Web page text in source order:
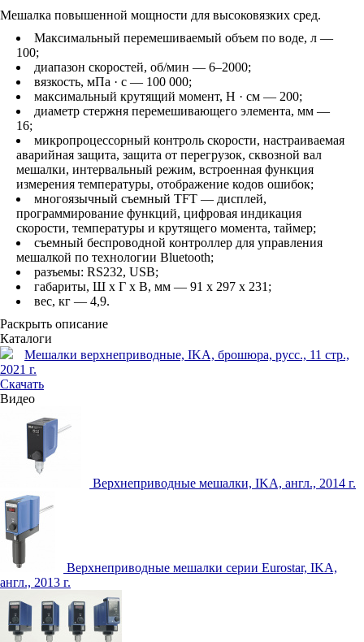
Мешалка повышенной мощности для высоковязких сред.
Максимальный перемешиваемый объем по воде, л —
100;
диапазон скоростей, об/мин — 6–2000;
вязкость, мПа · с — 100 000;
максимальный крутящий момент, Н · см — 200;
диаметр стержня перемешивающего элемента, мм —
16;
микропроцессорный контроль скорости, настраиваемая
аварийная защита, защита от перегрузок, сквозной вал
мешалки, интервальный режим, встроенная функция
измерения температуры, отображение кодов ошибок;
многоязычный съемный TFT — дисплей,
программирование функций, цифровая индикация
скорости, температуры и крутящего момента, таймер;
съемный беспроводной контроллер для управления
мешалкой по технологии Bluetooth;
разъемы: RS232, USB;
габариты, Ш х Г х В, мм — 91 x 297 x 231;
вес, кг — 4,9.
Раскрыть описание
Каталоги
Мешалки верхнеприводные, IKA, брошюра, русс., 11 стр.,
2021 г.
Скачать
Видео
Верхнеприводные мешалки, IKA, англ., 2014 г.
Верхнеприводные мешалки серии Eurostar, IKA,
англ., 2013 г.